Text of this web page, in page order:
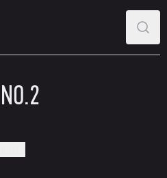
оперы и балета